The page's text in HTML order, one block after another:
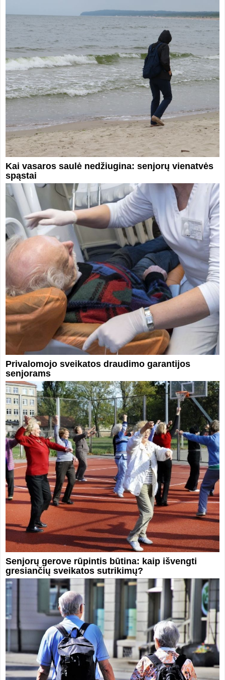
Kai vasaros saulė nedžiugina: senjorų vienatvės
spąstai
Privalomojo sveikatos draudimo garantijos
senjorams
Senjorų gerove rūpintis būtina: kaip išvengti
gresiančių sveikatos sutrikimų?